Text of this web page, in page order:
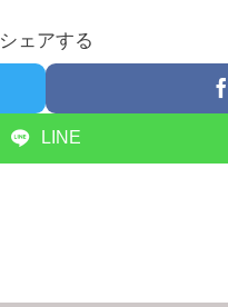
シェアする
LINE